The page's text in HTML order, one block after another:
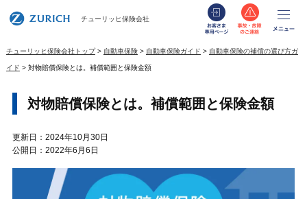
チューリッヒ保険会社
お客さま専用
事故・
チューリッヒ保険会社トップ 自動車保険 自動車保険ガイド 自動車保険の補償の選び方ガ
イド 対物賠償保険とは。補償範囲と保険金額
対物賠償保険とは。補償範囲と保険金額
更新日：2024年10月30日
公開日：2022年6月6日